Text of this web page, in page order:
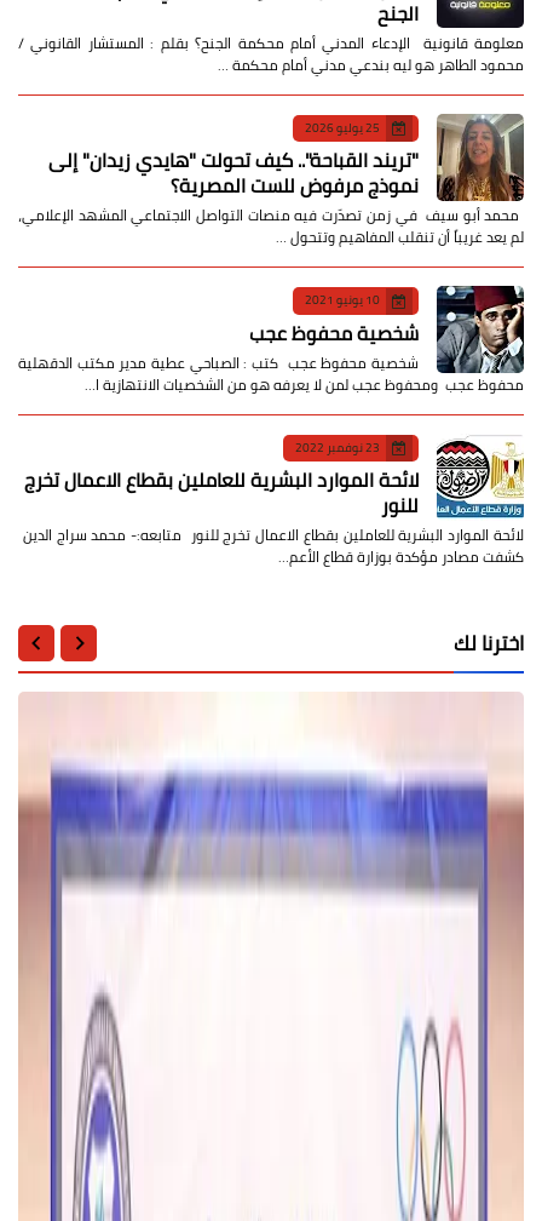
الجنح
معلومة قانونية الإدعاء المدني أمام محكمة الجنح؟ بقلم : المستشار القانوني /
محمود الطاهر هو ليه بندعي مدني أمام محكمة …
25 يوليو 2026
​"تريند القباحة".. كيف تحولت "هايدي زيدان" إلى
نموذج مرفوض للست المصرية؟
​ محمد أبو سيف ​في زمن تصدّرت فيه منصات التواصل الاجتماعي المشهد الإعلامي،
لم يعد غريباً أن تنقلب المفاهيم وتتحول …
10 يونيو 2021
شخصية محفوظ عجب
شخصية محفوظ عجب كتب : الصباحي عطية مدير مكتب الدقهلية
محفوظ عجب ومحفوظ عجب لمن لا يعرفه هو من الشخصيات الانتهازية ا…
23 نوفمبر 2022
لائحة الموارد البشرية للعاملين بقطاع الاعمال تخرج
للنور
لائحة الموارد البشرية للعاملين بقطاع الاعمال تخرج للنور متابعه:- محمد سراج الدين
كشفت مصادر مؤكدة بوزارة قطاع الأعم…
اخترنا لك